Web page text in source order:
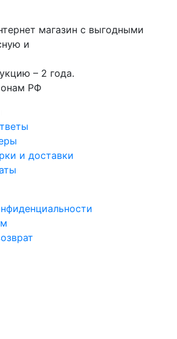
магазин с выгодными
и
– 2 года.
РФ
и доставки